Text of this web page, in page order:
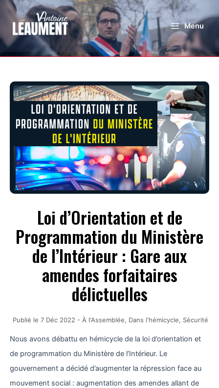
Menu
Loi d’Orientation et de
Programmation du Ministère
de l’Intérieur : Gare aux
amendes forfaitaires
délictuelles
Publié le 7 Déc 2022 - À l'Assemblée, Dans l'hémicycle, Sécurité
Nous avons débattu en hémicycle de la loi d’orientation et
de programmation du Ministère de l’Intérieur. Le
gouvernement a décidé d’augmenter la répression face au
mouvement social : augmentation des amendes allant de